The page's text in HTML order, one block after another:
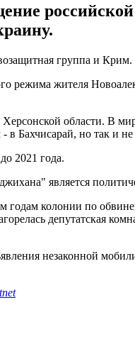
группа и Крим.
жителя
области. В
в Бахчисарай, но так и не
2021 года.
является
годам колонии по
депутатская
незаконной